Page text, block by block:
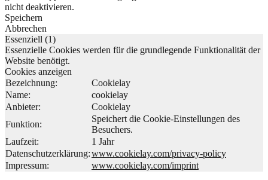
nicht deaktivieren.
Speichern
Abbrechen
Essenziell (1)
Essenzielle Cookies werden für die grundlegende Funktionalität der
Website benötigt.
Cookies anzeigen
Bezeichnung:
Cookielay
Name:
cookielay
Anbieter:
Cookielay
Funktion:
Speichert die Cookie-Einstellungen des
Besuchers.
Laufzeit:
1 Jahr
Datenschutzerklärung:www.cookielay.com/privacy-policy
Impressum:
www.cookielay.com/imprint